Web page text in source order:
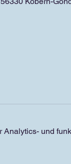
Analytics- und